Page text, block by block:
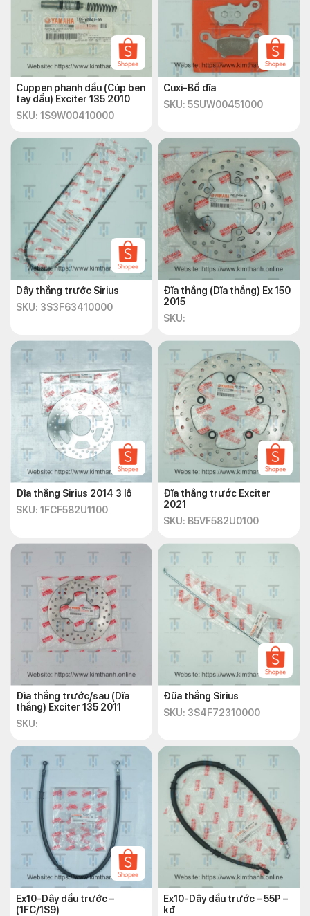
Cuppen phanh dầu (Cúp ben
tay dầu) Exciter 135 2010
SKU: 1S9W00410000
Cuxi-Bố dĩa
SKU: 5SUW00451000
Dây thắng trước Sirius
SKU: 3S3F63410000
Đĩa thắng (Dĩa thắng) Ex 150
2015
SKU:
Đĩa thắng Sirius 2014 3 lỗ
SKU: 1FCF582U1100
Đĩa thắng trước Exciter
2021
SKU: B5VF582U0100
Đĩa thắng trước/sau (Dĩa
thắng) Exciter 135 2011
SKU:
Đũa thắng Sirius
SKU: 3S4F72310000
Ex10-Dây dầu trước –
(1FC/1S9)
Ex10-Dây dầu trước – 55P –
kđ